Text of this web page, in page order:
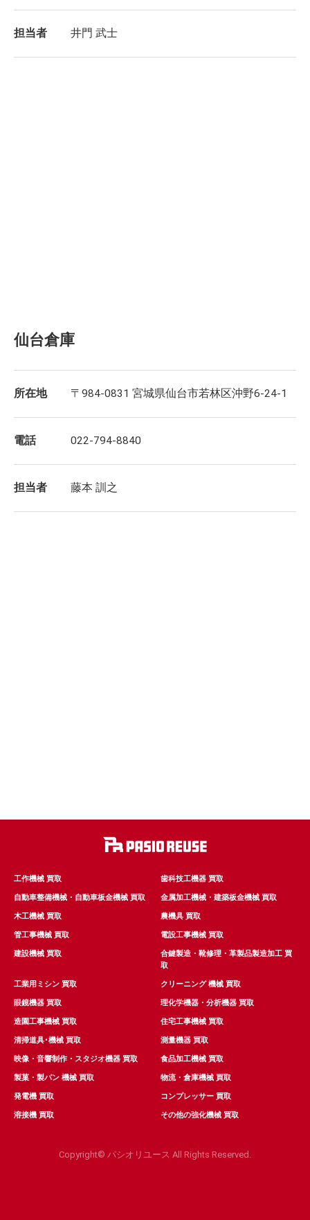
担当者 井門 武士
仙台倉庫
所在地 〒984-0831 宮城県仙台市若林区沖野6-24-1
電話 022-794-8840
担当者 藤本 訓之
工作機械 買取 歯科技工機器 買取
自動車整備機械・自動車板金機械 買取 金属加工機械・建築板金機械 買取
木工機械 買取 農機具 買取
管工事機械 買取 電設工事機械 買取
建設機械 買取
合鍵製造・靴修理・革製品製造加工 買
取
工業用ミシン 買取 クリーニング 機械 買取
眼鏡機器 買取 理化学機器・分析機器 買取
造園工事機械 買取 住宅工事機械 買取
清掃道具･機械 買取 測量機器 買取
映像・音響制作・スタジオ機器 買取 食品加工機械 買取
製菓・製パン 機械 買取 物流・倉庫機械 買取
発電機 買取 コンプレッサー 買取
溶接機 買取 その他の強化機械 買取
Copyright© パシオリユース All Rights Reserved.